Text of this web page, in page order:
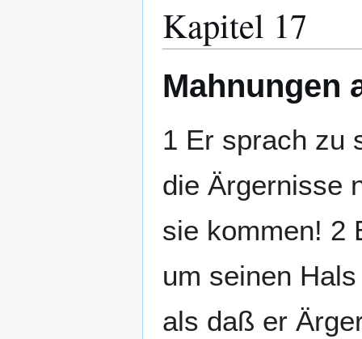
Kapitel 17
Mahnungen
1 Er sprach zu
die Ärgernisse
sie kommen! 2
um seinen
als daß er